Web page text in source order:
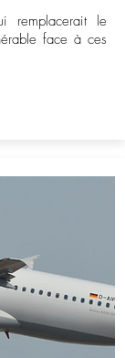
remplacerait le
face à ces